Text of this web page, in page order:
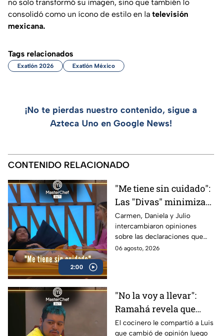
no solo transformó su imagen, sino que también lo
consolidó como un ícono de estilo en la televisión
mexicana.
Tags relacionados
Exatlón 2026 Exatlón México
¡No te pierdas nuestro contenido, sigue a
Azteca Uno en Google News!
CONTENIDO RELACIONADO
2:00
"Me tiene sin cuidado":
Las "Divas" minimizan
las declaraciones de
Michelle sobre su
distanciamiento en
MasterChef 24/7
Carmen, Daniela y Julio
intercambiaron opiniones
sobre las declaraciones que
fueron mostradas durante la
06 agosto, 2026
"No la voy a llevar":
Ramahá revela que
consideró elegir a
El cocinero le compartió a Luis
que cambió de opinión luego